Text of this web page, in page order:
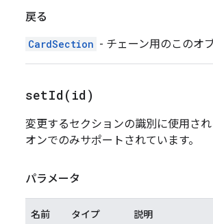
戻る
CardSection - チェーン用のこのオ
setId( id)
変更するセクションの識別に使用さ
オンでのみサポートされています。
パラメータ
名前 タイプ 説明